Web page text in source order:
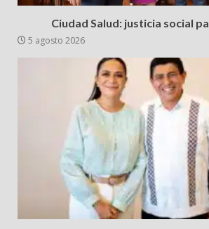
Ciudad Salud: justicia social
5 agosto 2026